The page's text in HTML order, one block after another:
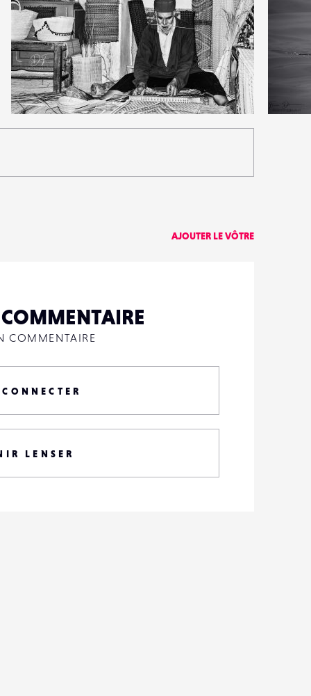
0
13
AJOUTER LE VÔTRE
COMMENTAIRE
LENSER